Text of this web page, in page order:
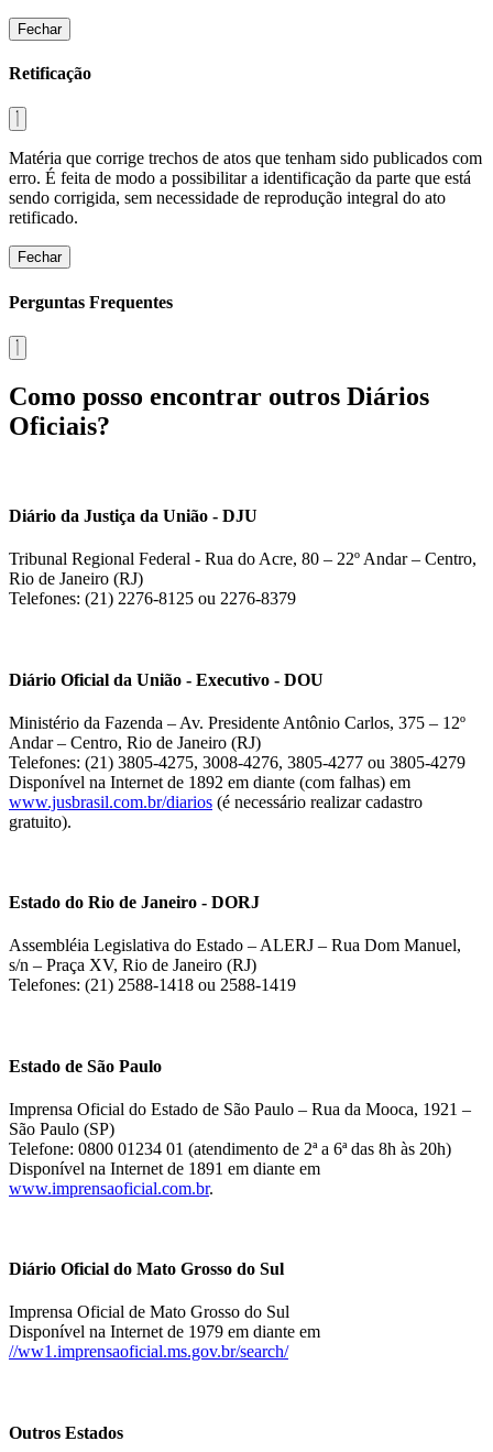
Fechar
Retificação
Matéria que corrige trechos de atos que tenham sido publicados com
erro. É feita de modo a possibilitar a identificação da parte que está
sendo corrigida, sem necessidade de reprodução integral do ato
retificado.
Fechar
Perguntas Frequentes
Como posso encontrar outros Diários
Oficiais?
Diário da Justiça da União - DJU
Tribunal Regional Federal - Rua do Acre, 80 – 22º Andar – Centro,
Rio de Janeiro (RJ)
Telefones: (21) 2276-8125 ou 2276-8379
Diário Oficial da União - Executivo - DOU
Ministério da Fazenda – Av. Presidente Antônio Carlos, 375 – 12º
Andar – Centro, Rio de Janeiro (RJ)
Telefones: (21) 3805-4275, 3008-4276, 3805-4277 ou 3805-4279
Disponível na Internet de 1892 em diante (com falhas) em
www.jusbrasil.com.br/diarios (é necessário realizar cadastro
gratuito).
Estado do Rio de Janeiro - DORJ
Assembléia Legislativa do Estado – ALERJ – Rua Dom Manuel,
s/n – Praça XV, Rio de Janeiro (RJ)
Telefones: (21) 2588-1418 ou 2588-1419
Estado de São Paulo
Imprensa Oficial do Estado de São Paulo – Rua da Mooca, 1921 –
São Paulo (SP)
Telefone: 0800 01234 01 (atendimento de 2ª a 6ª das 8h às 20h)
Disponível na Internet de 1891 em diante em
www.imprensaoficial.com.br.
Diário Oficial do Mato Grosso do Sul
Imprensa Oficial de Mato Grosso do Sul
Disponível na Internet de 1979 em diante em
//ww1.imprensaoficial.ms.gov.br/search/
Outros Estados